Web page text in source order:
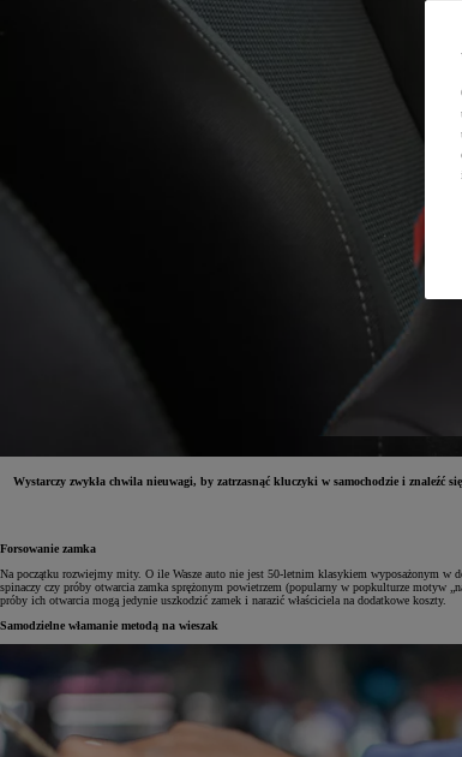
Wystarczy zwykła chwila nieuwagi, by zatrzasnąć kluczyki w samochodzie i znaleźć
Forsowanie zamka
Na początku rozwiejmy mity. O ile Wasze auto nie jest 50-letnim klasykiem wyposażonym w
spinaczy czy próby otwarcia zamka sprężonym powietrzem (popularny w popkulturze motyw
próby ich otwarcia mogą jedynie uszkodzić zamek i narazić właściciela na dodatkowe koszty.
Samodzielne włamanie metodą na wieszak